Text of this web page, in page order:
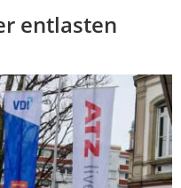
entlasten